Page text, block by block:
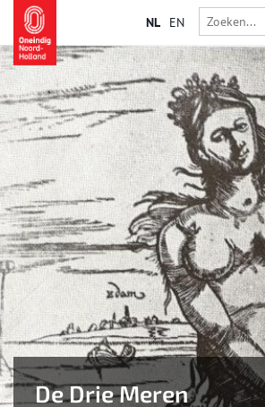
NL EN
De Drie Meren